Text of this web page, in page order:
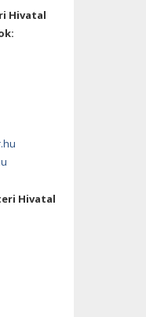
Hivatal
Hivatal